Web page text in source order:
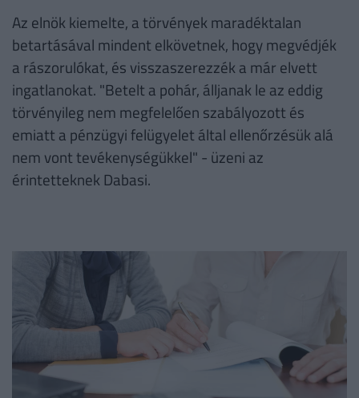
Az elnök kiemelte, a törvények maradéktalan
betartásával mindent elkövetnek, hogy megvédjék
a rászorulókat, és visszaszerezzék a már elvett
ingatlanokat. "Betelt a pohár, álljanak le az eddig
törvényileg nem megfelelően szabályozott és
emiatt a pénzügyi felügyelet által ellenőrzésük alá
nem vont tevékenységükkel" - üzeni az
érintetteknek Dabasi.